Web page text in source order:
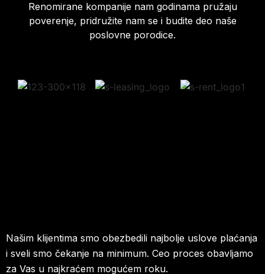
Renomirane kompanije nam godinama pružaju
poverenje, pridružite nam se i budite deo naše
poslovne porodice.
Našim klijentima smo obezbedili najbolje uslove plaćanja
i sveli smo čekanje na minimum. Ceo proces obavljamo
za Vas u najkraćem mogućem roku.